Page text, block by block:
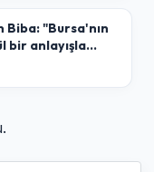
Biba: "Bursa'nın
bir anlayışla